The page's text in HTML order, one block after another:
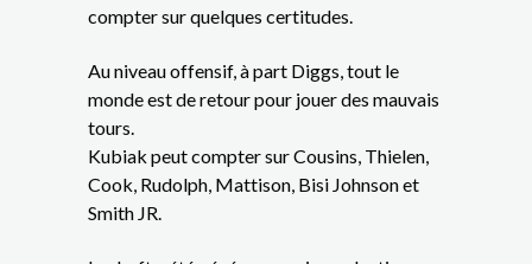
compter sur quelques certitudes.
Au niveau offensif, à part Diggs, tout le
monde est de retour pour jouer des mauvais
tours.
Kubiak peut compter sur Cousins, Thielen,
Cook, Rudolph, Mattison, Bisi Johnson et
Smith JR.